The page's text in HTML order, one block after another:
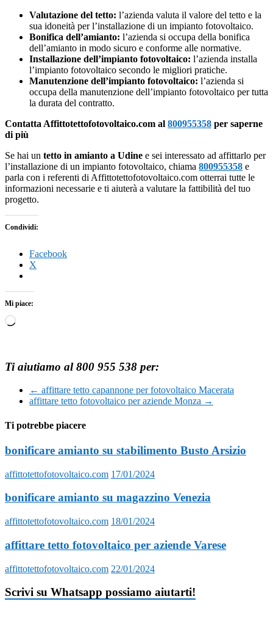
Valutazione del tetto: l’azienda valuta il valore del tetto e la
sua idoneità per l’installazione di un impianto fotovoltaico.
Bonifica dell’amianto: l’azienda si occupa della bonifica
dell’amianto in modo sicuro e conforme alle normative.
Installazione dell’impianto fotovoltaico: l’azienda installa
l’impianto fotovoltaico secondo le migliori pratiche.
Manutenzione dell’impianto fotovoltaico: l’azienda si
occupa della manutenzione dell’impianto fotovoltaico per tutta
la durata del contratto.
Contatta Affittotettofotovoltaico.com al 800955358 per saperne
di più
Se hai un tetto in amianto a Udine e sei interessato ad affittarlo per
l’installazione di un impianto fotovoltaico, chiama 800955358 e
parla con i referenti di Affittotettofotovoltaico.com otterrai tutte le
informazioni necessarie e ti aiuterà a valutare la fattibilità del tuo
progetto.
Condividi:
Facebook
X
Mi piace:
Caricamento
Ti aiutiamo al 800 955 538 per:
← affittare tetto capannone per fotovoltaico Macerata
affittare tetto fotovoltaico per aziende Monza →
Ti potrebbe piacere
bonificare amianto su stabilimento Busto Arsizio
affittotettofotovoltaico.com 17/01/2024
bonificare amianto su magazzino Venezia
affittotettofotovoltaico.com 18/01/2024
affittare tetto fotovoltaico per aziende Varese
affittotettofotovoltaico.com 22/01/2024
Scrivi su Whatsapp possiamo aiutarti!